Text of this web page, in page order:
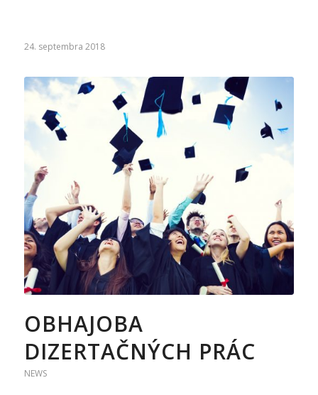
24. septembra 2018
OBHAJOBA
DIZERTAČNÝCH PRÁC
NEWS